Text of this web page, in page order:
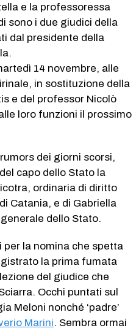
e la professoressa
sono i due giudici della
dal presidente della
14 novembre, alle
in sostituzione della
e del professor Nicolò
loro funzioni il prossimo
dei giorni scorsi,
capo dello Stato la
ordinaria di diritto
Catania, e di Gabriella
dello Stato.
la nomina che spetta
la prima fumata
del giudice che
Occhi puntati sul
Meloni nonché ‘padre’
Marini. Sembra ormai